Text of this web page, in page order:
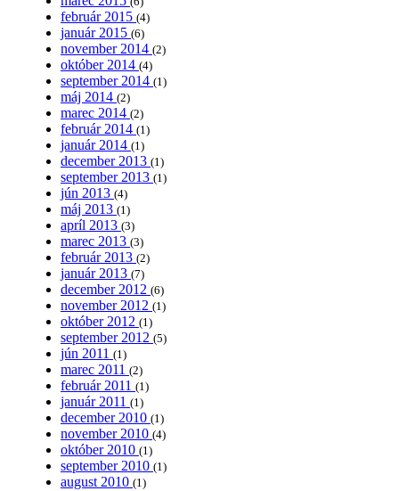
február 2015 (4)
január 2015 (6)
november 2014 (2)
október 2014 (4)
september 2014 (1)
máj 2014 (2)
marec 2014 (2)
február 2014 (1)
január 2014 (1)
december 2013 (1)
september 2013 (1)
jún 2013 (4)
máj 2013 (1)
apríl 2013 (3)
marec 2013 (3)
február 2013 (2)
január 2013 (7)
december 2012 (6)
november 2012 (1)
október 2012 (1)
september 2012 (5)
jún 2011 (1)
marec 2011 (2)
február 2011 (1)
január 2011 (1)
december 2010 (1)
november 2010 (4)
október 2010 (1)
september 2010 (1)
august 2010 (1)